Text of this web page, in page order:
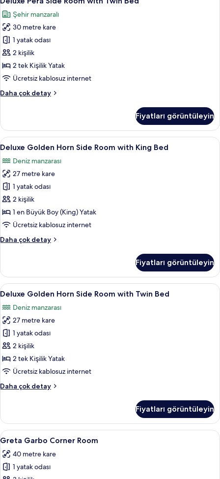
daha
fazla
detay
Pera
Side
Room
with
Twin
Bed
için
fotoğrafları
Şehir manzaralı
30 metre kare
1 yatak odası
2 kişilik
2 tek Kişilik Yatak
Ücretsiz kablosuz internet
Daha çok detay
Deluxe
with
Twin
Bed
daha
fazla
detay
Fiyatları görüntüleyin
Deluxe
Golden
Horn
Side
Room
with
King
Bed
tüm
Deluxe Golden Horn Side Room with
5
Deluxe Golden Horn Side Room with King Bed
Deniz manzarası
27 metre kare
1 yatak odası
2 kişilik
1 en Büyük Boy (King) Yatak
Ücretsiz kablosuz internet
Daha çok detay
Deluxe
Room
with
King
hakkında
daha
fazla
detay
Fiyatları görüntüleyin
Deluxe
Golden
Horn
Side
Room
with
Twin
Bed
tüm
Deluxe Golden Horn Side Room with
5
Deluxe Golden Horn Side Room with Twin Bed
Deniz manzarası
27 metre kare
1 yatak odası
2 kişilik
2 tek Kişilik Yatak
Ücretsiz kablosuz internet
Daha çok detay
Deluxe
Room
with
Twin
hakkında
daha
Fiyatları görüntüleyin
Greta
Garbo
Corner
Room
Greta Garbo Corner Room | Anti
7
Greta Garbo Corner Room
40 metre kare
1 yatak odası